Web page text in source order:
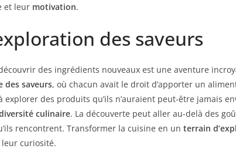
et leur motivation.
des saveurs
des ingrédients nouveaux est une aventure
des saveurs, où chacun avait le droit d’apporter un
explorer des produits qu’ils n’auraient peut-être jamais
culinaire. La découverte peut aller au-delà des
rencontrent. Transformer la cuisine en un terrain
leur curiosité.